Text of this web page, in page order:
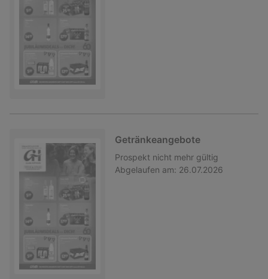
Getränkeangebote
Prospekt nicht mehr gültig
Abgelaufen am: 26.07.2026